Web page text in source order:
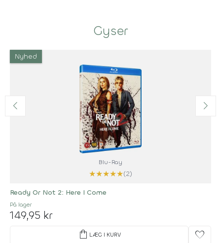
Gyser
Nyhed
Blu-Ray
★★★★★(2)
Ready Or Not 2: Here I Come
På lager
149,95 kr
shopping_bag LÆG I KURV favorite